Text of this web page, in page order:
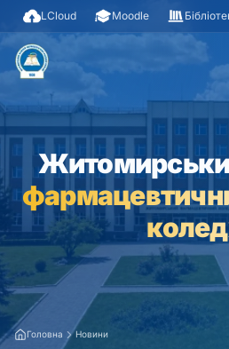
LCloud Moodle
Головна Новини